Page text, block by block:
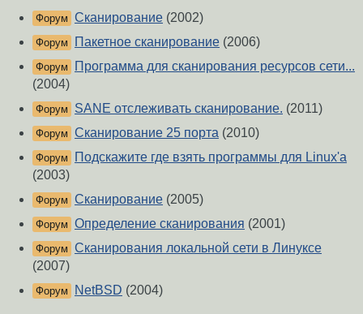
Форум Сканирование (2002)
Форум Пакетное сканирование (2006)
Форум
Программа для сканирования ресурсов сети...
(2004)
Форум SANE отслеживать сканирование. (2011)
Форум Сканирование 25 порта (2010)
Форум
Подскажите где взять программы для Linux'a
(2003)
Форум Сканирование (2005)
Форум Определение сканирования (2001)
Форум Сканирования локальной сети в Линуксе
(2007)
Форум NetBSD (2004)